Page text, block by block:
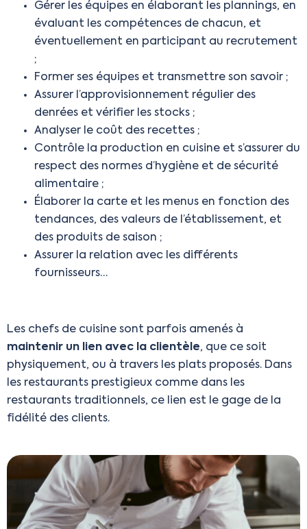
Gérer les équipes en élaborant les plannings, en
évaluant les compétences de chacun, et
éventuellement en participant au recrutement
;
Former ses équipes et transmettre son savoir ;
Assurer l’approvisionnement régulier des
denrées et vérifier les stocks ;
Analyser le coût des recettes ;
Contrôle la production en cuisine et s’assurer du
respect des normes d’hygiène et de sécurité
alimentaire ;
Élaborer la carte et les menus en fonction des
tendances, des valeurs de l’établissement, et
des produits de saison ;
Assurer la relation avec les différents
fournisseurs…
Les chefs de cuisine sont parfois amenés à
maintenir un lien avec la clientèle, que ce soit
physiquement, ou à travers les plats proposés. Dans
les restaurants prestigieux comme dans les
restaurants traditionnels, ce lien est le gage de la
fidélité des clients.